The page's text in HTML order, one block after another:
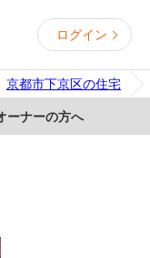
ログイン
京都市下京区の住宅
ーナーの方へ